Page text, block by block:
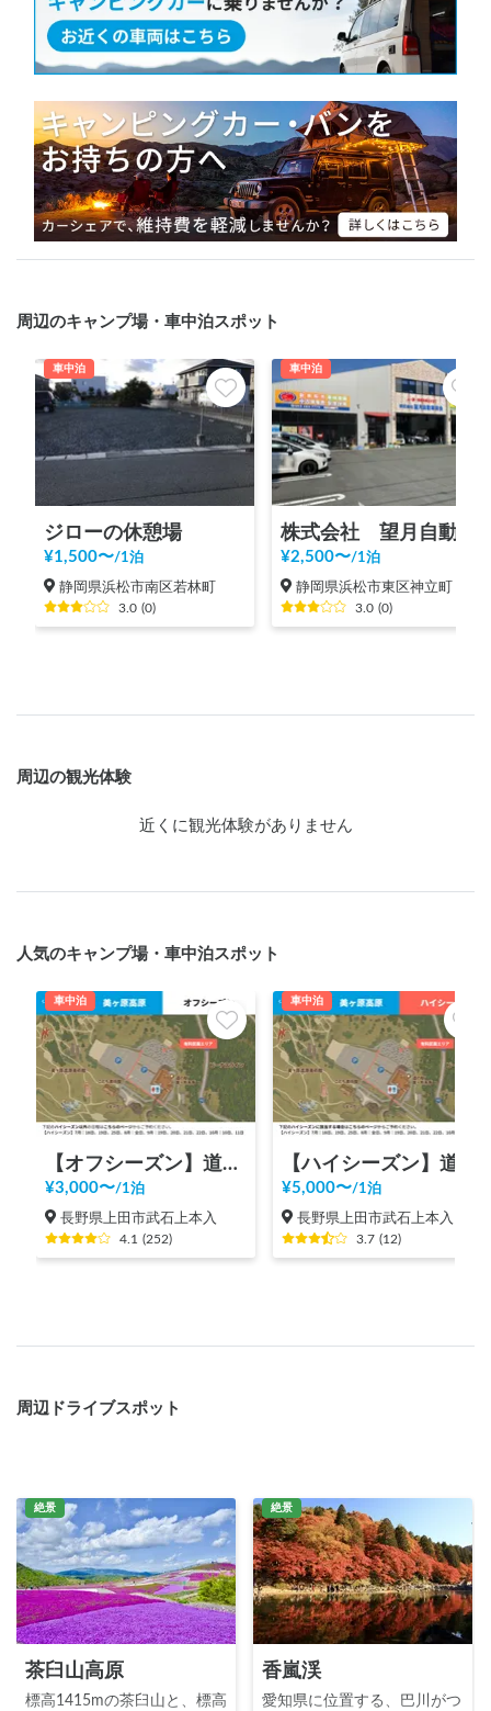
周辺のキャンプ場・車中泊スポット
車中泊
ジローの休憩場
¥1,500〜/1泊
静岡県浜松市南区若林町
3.0 (0)
車中泊
¥2,500〜/1泊
静岡県浜松市東区神立町
3.0 (0)
周辺の観光体験
近くに観光体験がありません
人気のキャンプ場・車中泊スポット
車中泊
【オフシーズン】道の駅 美ヶ原高原
¥3,000〜/1泊
長野県上田市武石上本入
4.1 (252)
車中泊
¥5,000〜/1泊
長野県上田市武石上本入
3.7 (12)
周辺ドライブスポット
絶景
茶臼山高原
標高1415mの茶臼山と、標高
絶景
香嵐渓
愛知県に位置する、巴川がつ